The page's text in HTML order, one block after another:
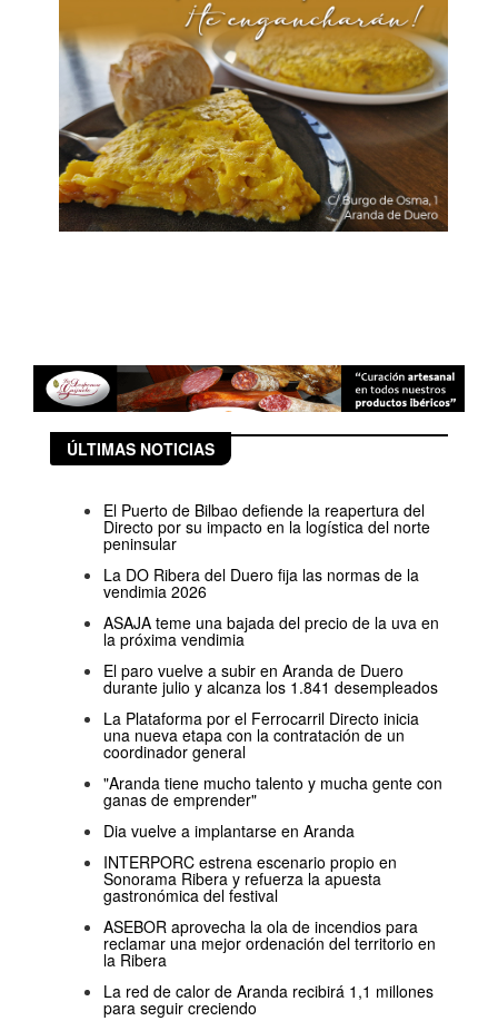
ÚLTIMAS NOTICIAS
El Puerto de Bilbao defiende la reapertura del
Directo por su impacto en la logística del norte
peninsular
La DO Ribera del Duero fija las normas de la
vendimia 2026
ASAJA teme una bajada del precio de la uva en
la próxima vendimia
El paro vuelve a subir en Aranda de Duero
durante julio y alcanza los 1.841 desempleados
La Plataforma por el Ferrocarril Directo inicia
una nueva etapa con la contratación de un
coordinador general
"Aranda tiene mucho talento y mucha gente con
ganas de emprender"
Dia vuelve a implantarse en Aranda
INTERPORC estrena escenario propio en
Sonorama Ribera y refuerza la apuesta
gastronómica del festival
ASEBOR aprovecha la ola de incendios para
reclamar una mejor ordenación del territorio en
la Ribera
La red de calor de Aranda recibirá 1,1 millones
para seguir creciendo